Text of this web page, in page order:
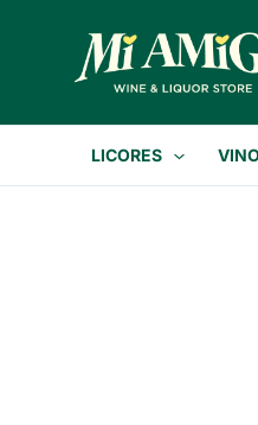
contenido
LICORES